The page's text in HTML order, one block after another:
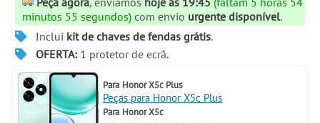
minutos 54 segundos) com envio urgente disponível.
Inclui kit de chaves de fendas grátis.
OFERTA:1 protetor de ecrã.
Para Honor X5c Plus
Peças para Honor X5c Plus
Para Honor X5c